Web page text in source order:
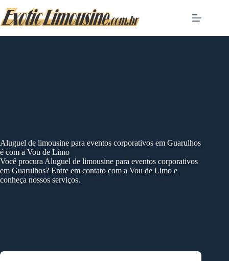
to
content
Aluguel de limousine para eventos corporativos em Guarulhos
é com a Vou de Limo
Você procura Aluguel de limousine para eventos corporativos
em Guarulhos? Entre em contato com a Vou de Limo e
conheça nossos serviços.